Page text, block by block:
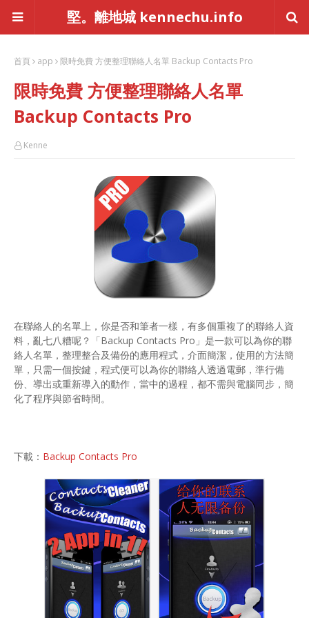
堅。離地城 kennechu.info
首頁 app 限時免費 方便整理聯絡人名單 Backup Contacts Pro
限時免費 方便整理聯絡人名單
Backup Contacts Pro
Kenne
在聯絡人的名單上，你是否和筆者一樣，有多個重複了的聯絡人資
料，亂七八糟呢？「Backup Contacts Pro」是一款可以為你的聯
絡人名單，整理整合及備份的應用程式，介面簡潔，使用的方法簡
單，只需一個按鍵，程式便可以為你的聯絡人透過電郵，準行備
份、導出或重新導入的動作，當中的過程，都不需與電腦同步，簡
化了程序與節省時間。
下載： Backup Contacts Pro